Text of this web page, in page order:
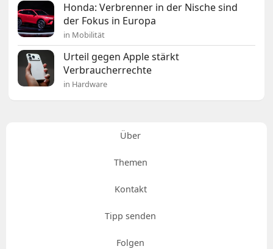
Honda: Verbrenner in der Nische sind
der Fokus in Europa
in Mobilität
Urteil gegen Apple stärkt
Verbraucherrechte
in Hardware
Über
Themen
Kontakt
Tipp senden
Folgen